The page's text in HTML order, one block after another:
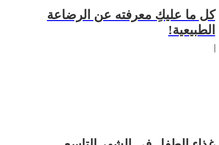
كل ما عليكِ معرفته عن الرضاعة
الطبيعية!